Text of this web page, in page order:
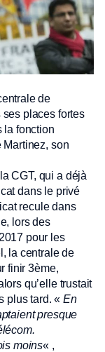
de
places fortes
la fonction
Martinez, son
CGT, qui a déjà
dans le privé
recule dans
lors des
pour les
la centrale de
finir 3ème,
qu’elle trustait
plus tard. «En
presque
moins« ,